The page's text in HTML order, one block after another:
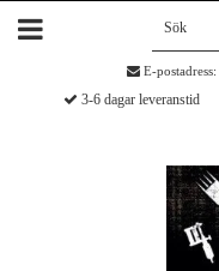
E-postadress:
3-6 dagar leveranstid